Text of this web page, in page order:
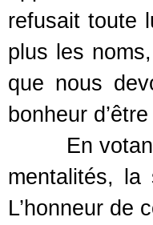
refusait toute
plus les
que nous
bonheur
En votant la
mentalités, la
L’honneur de